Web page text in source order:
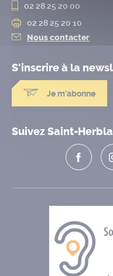
02 28 25 20 00
02 28 25 20 10
Nous contacter
S'inscrire à la
Je m'abonne
Suivez Saint-